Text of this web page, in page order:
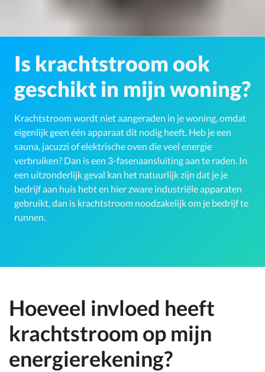
Is krachtstroom ook
geschikt in mijn woning?
Krachtstroom wordt niet aangeraden in je woning, omdat
eigenlijk geen één apparaat dit nodig heeft. Heb je een
sauna, jacuzzi of elektrische oven die veel energie
verbruiken? Dan is een 3-fasenaansluiting aan te raden. In
een uitzonderlijk geval kan het natuurlijk zijn dat je je
bedrijf aan huis hebt en hier zware industriële apparaten
gebruikt, dan is krachtstroom noodzakelijk om je bedrijf te
runnen.
Hoeveel invloed heeft
krachtstroom op mijn
energierekening?